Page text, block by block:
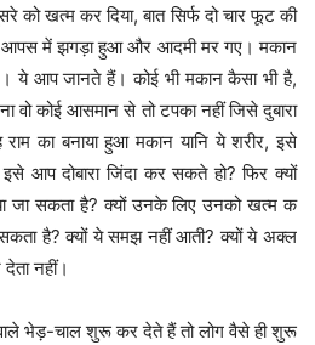
को खत्म कर दिया, बात सिर्फ दो चार फूट की
आपस में झगड़ा हुआ और आदमी मर गए। मकान
ये आप जानते हैं। कोई भी मकान कैसा भी है,
वो कोई आसमान से तो टपका नहीं जिसे दुबारा
राम का बनाया हुआ मकान यानि ये शरीर, इसे
आप दोबारा जिंदा कर सकते हो? फिर क्यों
जा सकता है? क्यों उनके लिए उनको खत्म क
सकता है? क्यों ये समझ नहीं आती? क्यों ये अक्ल
नहीं।
भेड़-चाल शुरू कर देते हैं तो लोग वैसे ही शुरू